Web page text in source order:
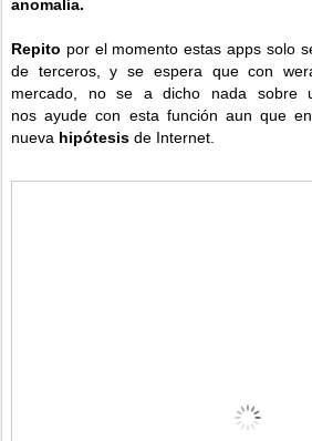
anomalía.
Repito por el momento estas apps solo
de terceros, y se espera que con
mercado, no se a dicho nada sobre
nos ayude con esta función aun que
nueva hipótesis de Internet.